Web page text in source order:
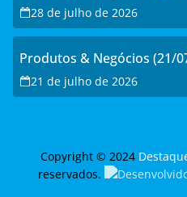
28 de julho de 2026
Produtos & Negócios (21/
21 de julho de 2026
Copyright © 2024
reservados.